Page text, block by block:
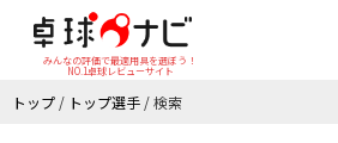
みんなの評価で最適用具を選ぼう！
NO.1卓球レビューサイト
トップ / トップ選手 /検索